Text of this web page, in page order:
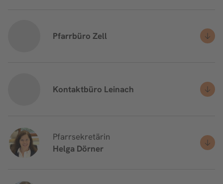
Pfarrbüro Zell
Kontaktbüro Leinach
Pfarrsekretärin
Helga Dörner